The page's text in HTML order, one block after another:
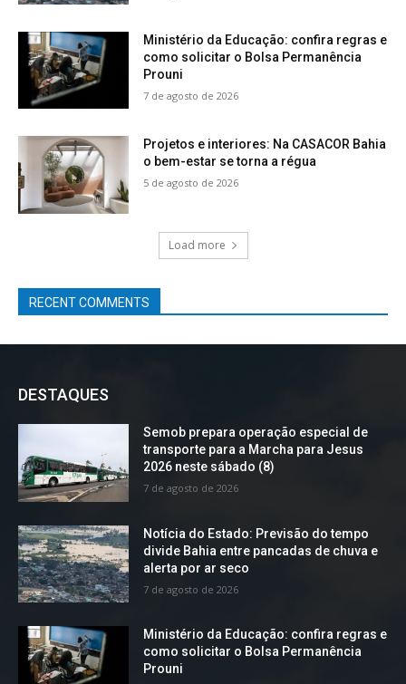
Ministério da Educação: confira regras e
como solicitar o Bolsa Permanência
Prouni
7 de agosto de 2026
Projetos e interiores: Na CASACOR Bahia
o bem-estar se torna a régua
5 de agosto de 2026
Load more
RECENT COMMENTS
DESTAQUES
Semob prepara operação especial de
transporte para a Marcha para Jesus
2026 neste sábado (8)
7 de agosto de 2026
Notícia do Estado: Previsão do tempo
divide Bahia entre pancadas de chuva e
alerta por ar seco
7 de agosto de 2026
Ministério da Educação: confira regras e
como solicitar o Bolsa Permanência
Prouni